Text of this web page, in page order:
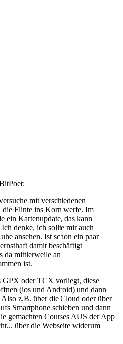
mit verschiedenen
die Flinte ins Korn werfe. Im
ein Kartenupdate, das kann
denke, ich sollte mir auch
ansehen. Ist schon ein paar
damit beschäftigt
da mittlerweile an
ist.
GPX oder TCX vorliegt, diese
(ios und Android) und dann
z.B. über die Cloud oder über
Smartphone schieben und dann
gemachten Courses AUS der App
über die Webseite widerum